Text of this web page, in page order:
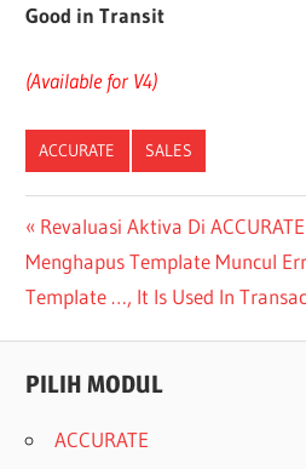
Good in Transit
(Available for V4)
ACCURATE SALES
Post
navigation
Previous
Post:
Revaluasi Aktiva Di ACCURATE
Next
Post:
Menghapus Template Muncul
Template …, It Is Used In
PILIH MODUL
ACCURATE